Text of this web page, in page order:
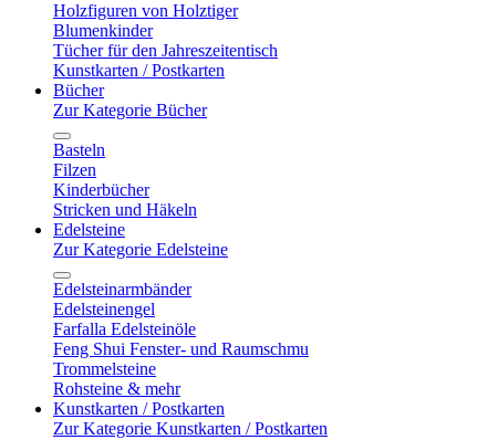
Holzfiguren von Holztiger
Blumenkinder
Tücher für den Jahreszeitentisch
Kunstkarten / Postkarten
Bücher
Zur Kategorie Bücher
Basteln
Filzen
Kinderbücher
Stricken und Häkeln
Edelsteine
Zur Kategorie Edelsteine
Edelsteinarmbänder
Edelsteinengel
Farfalla Edelsteinöle
Feng Shui Fenster- und Raumschmu
Trommelsteine
Rohsteine & mehr
Kunstkarten / Postkarten
Zur Kategorie Kunstkarten / Postkarten